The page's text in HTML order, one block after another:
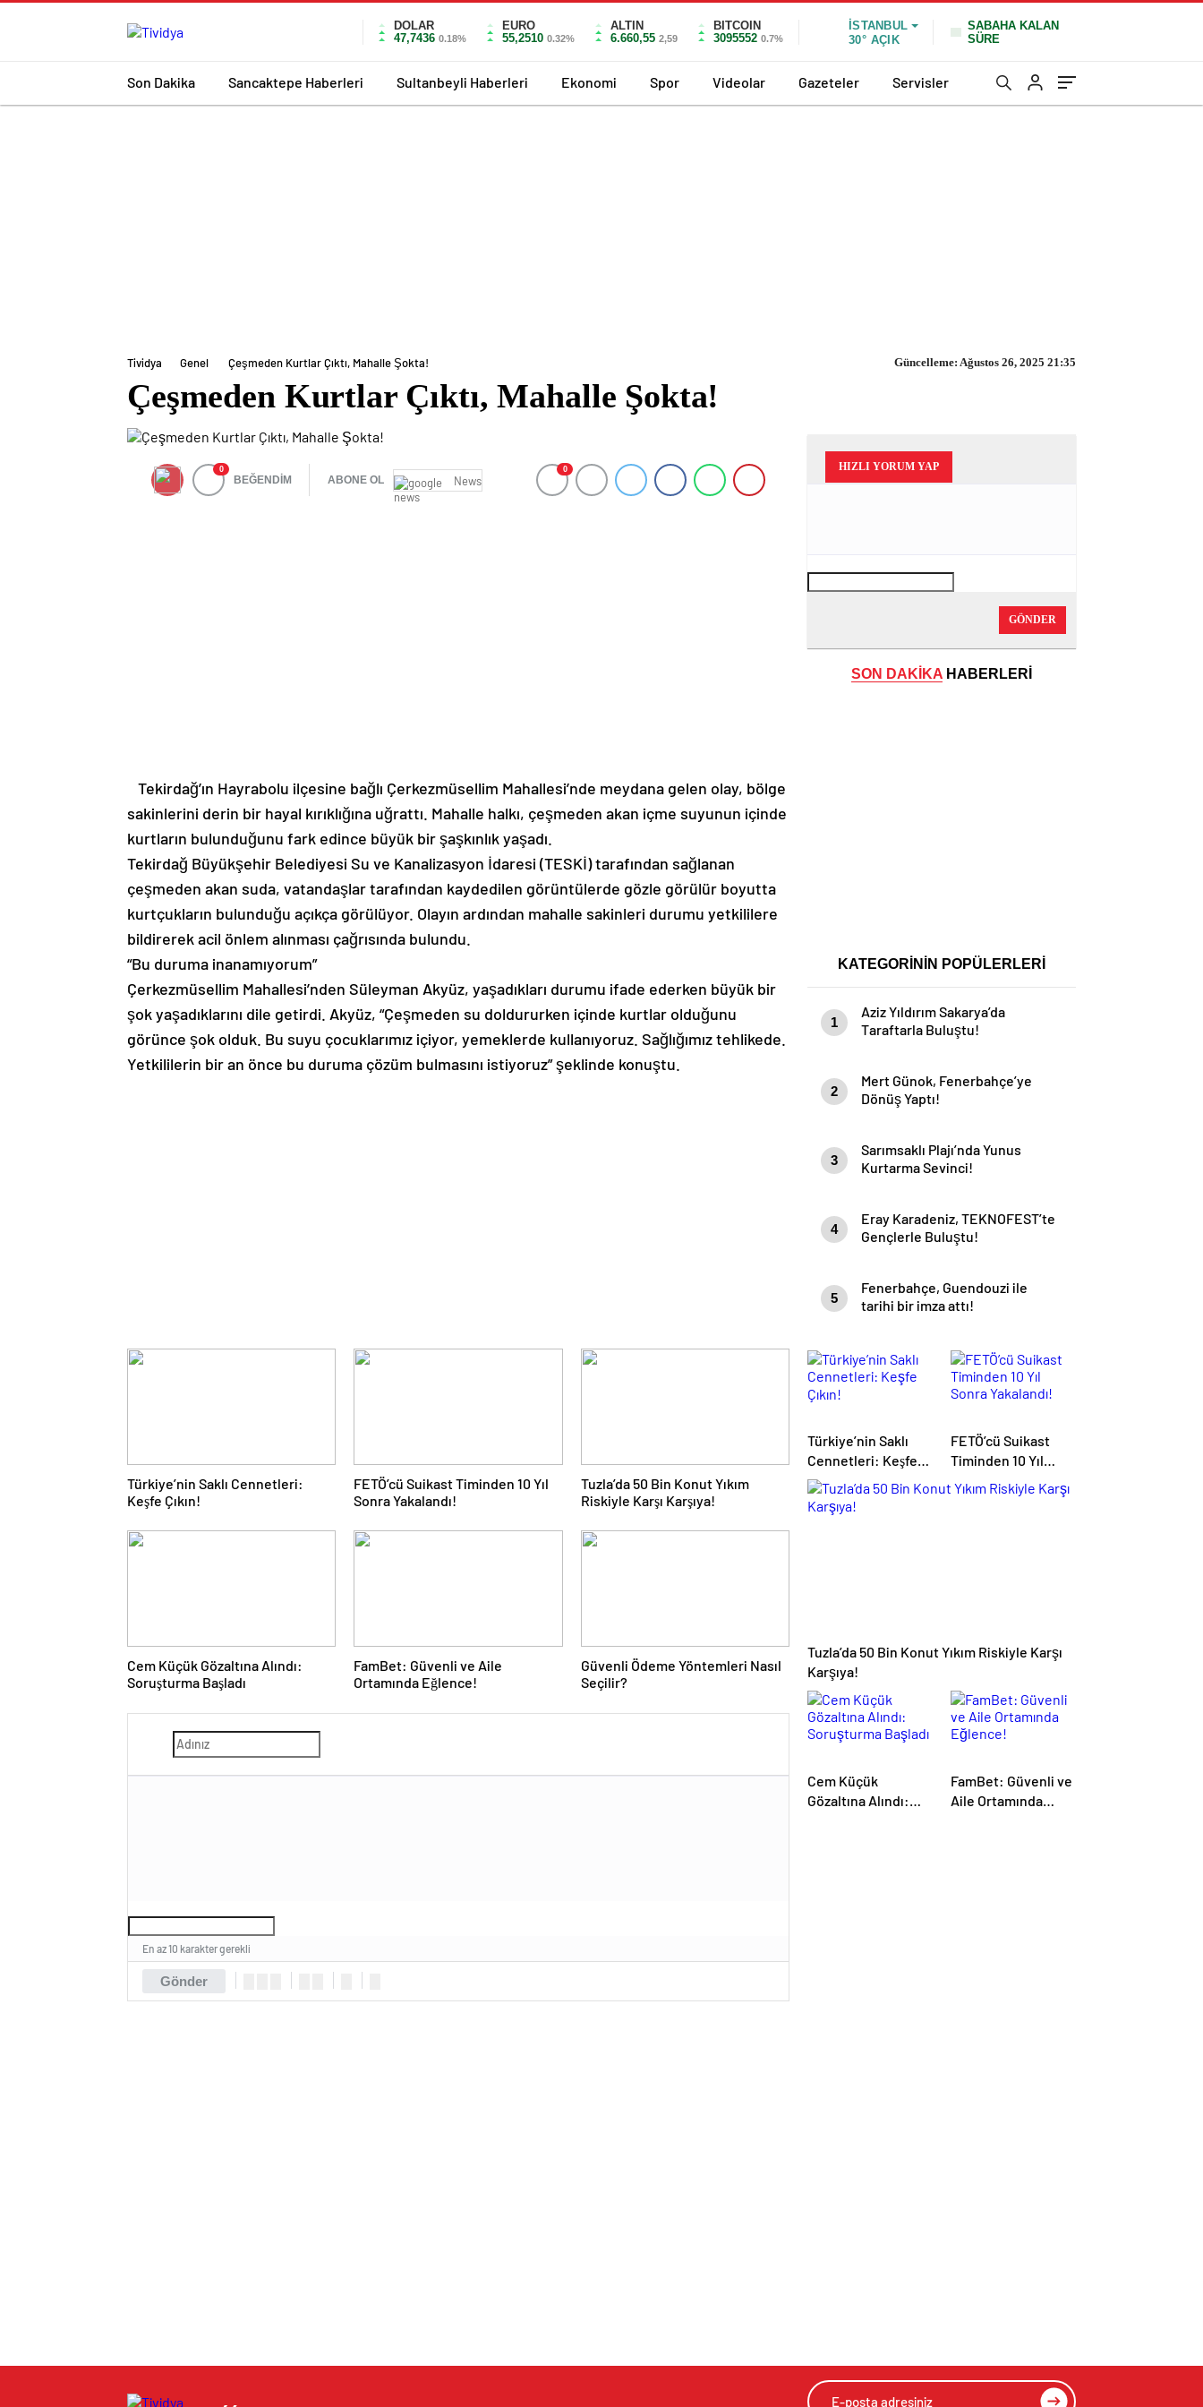
evden
DOLAR
47,7436 0.18%
EURO
55,2510 0.32%
ALTIN
6.660,55 2,59
BITCOIN
3095552 0.7%
İSTANBUL
30° AÇIK
SABAHA KALAN
SÜRE
Son Dakika Sancaktepe Haberleri Sultanbeyli Haberleri Ekonomi Spor Videolar Gazeteler Servisler
Tividya Genel Çeşmeden Kurtlar Çıktı, Mahalle Şokta! Güncelleme: Ağustos 26, 2025 21:35
Çeşmeden Kurtlar Çıktı, Mahalle Şokta!
0
BEĞENDİM ABONE OL News
0
Tekirdağ’ın Hayrabolu ilçesine bağlı Çerkezmüsellim Mahallesi’nde meydana gelen olay, bölge
sakinlerini derin bir hayal kırıklığına uğrattı. Mahalle halkı, çeşmeden akan içme suyunun içinde
kurtların bulunduğunu fark edince büyük bir şaşkınlık yaşadı.
Tekirdağ Büyükşehir Belediyesi Su ve Kanalizasyon İdaresi (TESKİ) tarafından sağlanan
çeşmeden akan suda, vatandaşlar tarafından kaydedilen görüntülerde gözle görülür boyutta
kurtçukların bulunduğu açıkça görülüyor. Olayın ardından mahalle sakinleri durumu yetkililere
bildirerek acil önlem alınması çağrısında bulundu.
“Bu duruma inanamıyorum”
Çerkezmüsellim Mahallesi’nden Süleyman Akyüz, yaşadıkları durumu ifade ederken büyük bir
şok yaşadıklarını dile getirdi. Akyüz, “Çeşmeden su doldururken içinde kurtlar olduğunu
görünce şok olduk. Bu suyu çocuklarımız içiyor, yemeklerde kullanıyoruz. Sağlığımız tehlikede.
Yetkililerin bir an önce bu duruma çözüm bulmasını istiyoruz” şeklinde konuştu.
Türkiye’nin Saklı Cennetleri:
Keşfe Çıkın!
FETÖ’cü Suikast Timinden 10 Yıl
Sonra Yakalandı!
Tuzla’da 50 Bin Konut Yıkım
Riskiyle Karşı Karşıya!
Cem Küçük Gözaltına Alındı:
Soruşturma Başladı
FamBet: Güvenli ve Aile
Ortamında Eğlence!
Güvenli Ödeme Yöntemleri Nasıl
Seçilir?
Gönder
En az 10 karakter gerekli
HIZLI YORUM YAP
GÖNDER
SON DAKİKA HABERLERİ
KATEGORİNİN POPÜLERLERİ
1
Aziz Yıldırım Sakarya’da
Taraftarla Buluştu!
2
Mert Günok, Fenerbahçe’ye
Dönüş Yaptı!
3
Sarımsaklı Plajı’nda Yunus
Kurtarma Sevinci!
4
Eray Karadeniz, TEKNOFEST’te
Gençlerle Buluştu!
5
Fenerbahçe, Guendouzi ile
tarihi bir imza attı!
Türkiye’nin Saklı
Cennetleri: Keşfe
Çıkın!
FETÖ’cü Suikast
Timinden 10 Yıl
Sonra Yakalandı!
Tuzla’da 50 Bin Konut Yıkım Riskiyle Karşı
Karşıya!
Cem Küçük
Gözaltına Alındı:
FamBet: Güvenli ve
Aile Ortamında